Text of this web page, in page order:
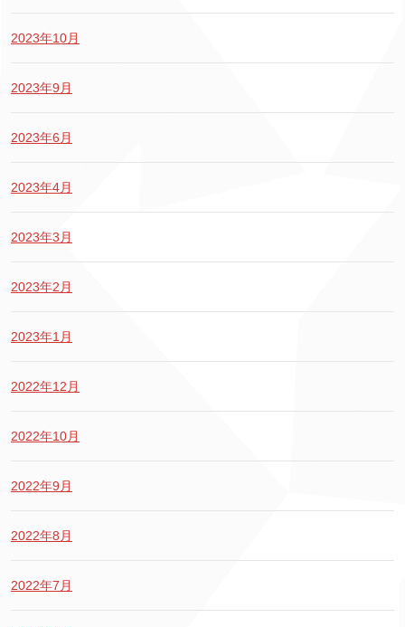
2023年10月
2023年9月
2023年6月
2023年4月
2023年3月
2023年2月
2023年1月
2022年12月
2022年10月
2022年9月
2022年8月
2022年7月